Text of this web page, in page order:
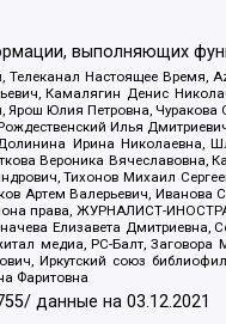
выполняющих
Настоящее Время,
Камалягин Денис
Юлия Петровна,
Илья
Ирина
Вероника
Тихонов Михаил
Артем Валерьевич,
права, ЖУРНАЛИСТ-
Елизавета
медиа, РС-Балт,
Иркутский союз
Фаритовна
данные на03.12.2021